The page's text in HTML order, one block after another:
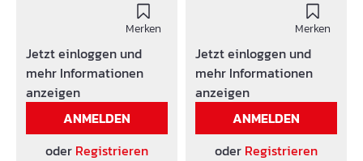
und Rissinjektion im
Nassbereich: Verbrauch
Schlauchpressung: ca.
1,5L pro 10 m
Trinkwassertauglichkeit
sprüfung, niedrigviskos
und dauerhaft elastisch
abdichtend, lange
Merken
Jetzt einloggen und
mehr Informationen
anzeigen
ANMELDEN
oder Registrieren
Merken
Jetzt einloggen und
mehr Informationen
anzeigen
ANMELDEN
oder Registrieren